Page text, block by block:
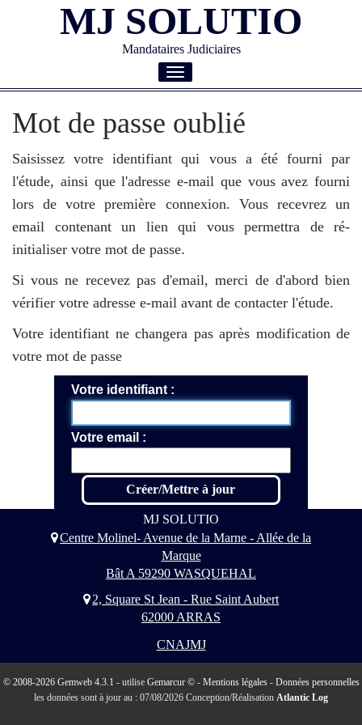
MJ SOLUTIO
Mandataires Judiciaires
Toggle
Mot de passe oublié
Saisissez votre identifiant qui vous a été fourni par
l'étude, ainsi que l'adresse e-mail que vous avez fourni
lors de votre première connexion. Vous recevrez un
email contenant un lien qui vous permettra de ré-
initialiser votre mot de passe.
Si vous ne recevez pas d'email, merci de d'abord bien
vérifier votre adresse e-mail avant de contacter l'étude.
Votre identifiant ne changera pas après modification de
votre mot de passe
Votre identifiant
Votre email
MJ SOLUTIO
Centre Molinel- Avenue de la Marne - Allée de la
Marque
Bât A 59290 WASQUEHAL
2, Square St Jean - Rue Saint Aubert
62000 ARRAS
CNAJMJ
© 2008-2026 Gemweb 4.3.1 - utilise Gemarcur ©- Mentions légales- Données personnelles
les données sont à jour au : 07/08/2026 Conception/Réalisation Atlantic Log